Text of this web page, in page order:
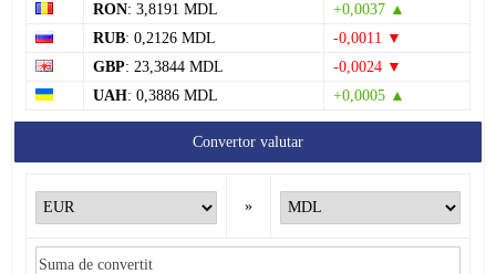
RON: 3,8191 MDL
+0,0037 ▲
RUB: 0,2126 MDL
-0,0011 ▼
GBP: 23,3844 MDL
-0,0024 ▼
UAH: 0,3886 MDL +0,0005 ▲
Convertor valutar
»